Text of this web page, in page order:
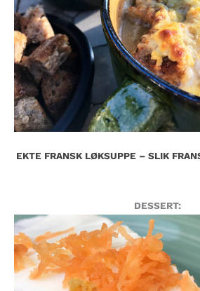
EKTE FRANSK LØKSUPPE – SLIK
DESSERT: